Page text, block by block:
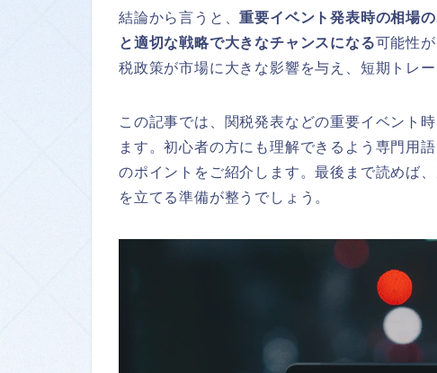
結論から言うと、重要イベント発表時の相場
と適切な戦略で大きなチャンスになる可能性
税政策が市場に大きな影響を与え、短期トレ
この記事では、関税発表などの重要イベント
ます。初心者の方にも理解できるよう専門用
のポイントをご紹介します。最後まで読めば
を立てる準備が整うでしょう。